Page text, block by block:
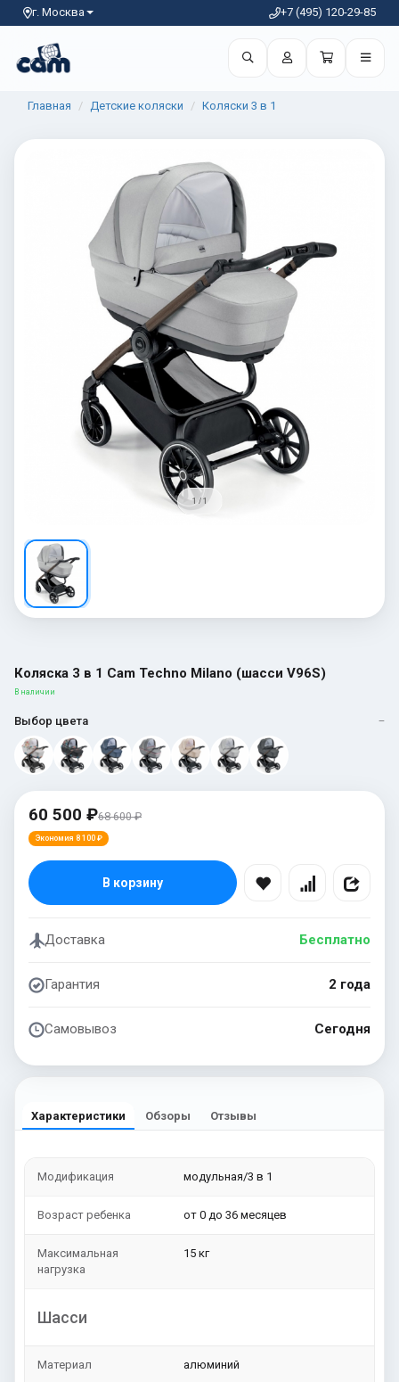
г. Москва +7 (495) 120-29-85
Главная Детские коляски Коляски 3 в 1
1 / 1
Коляска 3 в 1 Cam Techno Milano (шасси V96S)
В наличии
Выбор цвета —
60 500 ₽68 600 ₽
Экономия 8 100 ₽
В корзину
Доставка Бесплатно
Гарантия 2 года
Самовывоз Сегодня
Характеристики Обзоры Отзывы
Модификация модульная/3 в 1
Возраст ребенка от 0 до 36 месяцев
Максимальная
нагрузка
15 кг
Шасси
Материал алюминий